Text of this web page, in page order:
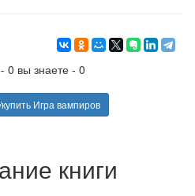
0 вы знаете - 0
Игра вампиров
книги